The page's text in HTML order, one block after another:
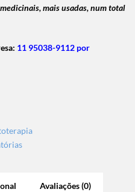
mais usadas, num total
11 95038-9112 por
Avaliações (0)